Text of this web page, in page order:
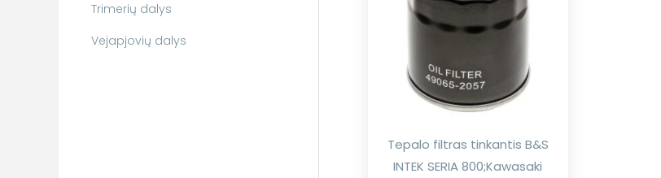
Trimerių dalys
Vejapjovių dalys
Tepalo filtras tinkantis B&S
INTEK SERIA 800;Kawasaki